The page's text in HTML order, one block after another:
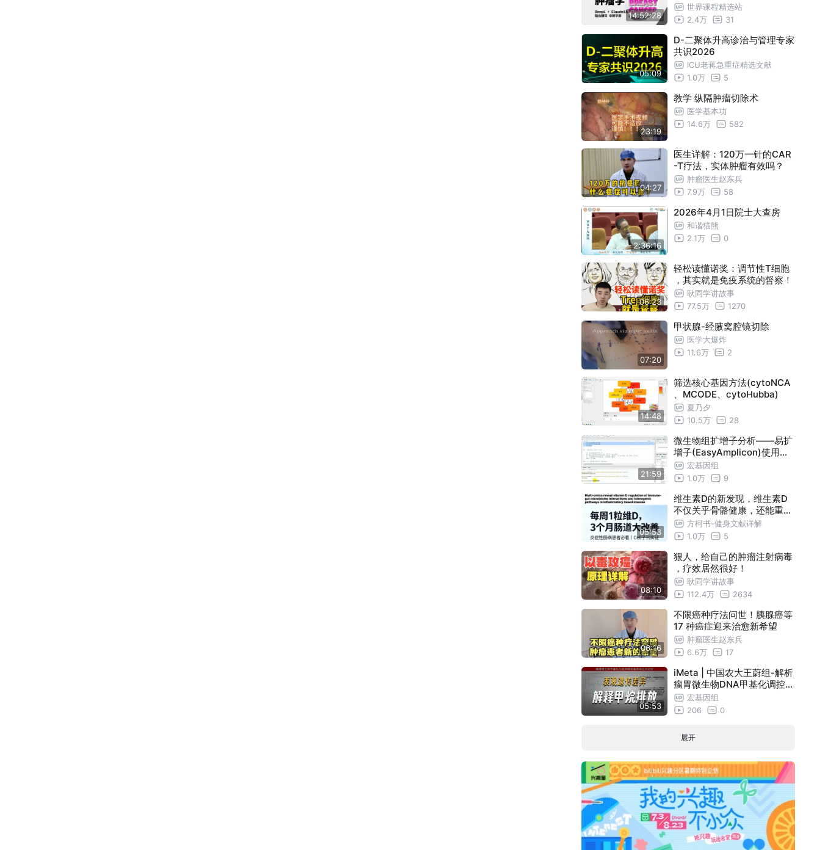
估
囊通过重塑线粒体稳态改善子宫内膜衰老
iMeta | 中国微生物学者联合综述植物微
iMeta | 南方医科大学何彦等-母婴肠道微
生物组在生命早期发育中的作用与转化
前景
04:32
14:52:28
世界课程精选站
2.4万
31
05:09
D-二聚体升高诊治与管理专家
共识2026
ICU老蒋急重症精选文献
1.0万
5
23:19
教学 纵隔肿瘤切除术
医学基本功
14.6万
582
04:27
医生详解：120万一针的CAR
-T疗法，实体肿瘤有效吗？
肿瘤医生赵东兵
7.9万
58
2:36:16
2026年4月1日院士大查房
和谐猫熊
2.1万
0
06:23
轻松读懂诺奖：调节性T细胞
，其实就是免疫系统的督察！
耿同学讲故事
77.5万
1270
07:20
甲状腺-经腋窝腔镜切除
医学大爆炸
11.6万
2
14:48
筛选核心基因方法(cytoNCA
、MCODE、cytoHubba)
夏乃夕
10.5万
28
21:59
微生物组扩增子分析——易扩
增子(EasyAmplicon)使用教
程(刘永鑫/陈同/文涛)
宏基因组
1.0万
9
05:53
维生素D的新发现，维生素D
不仅关乎骨骼健康，还能重塑
你的肠道免疫？
方柯书-健身文献详解
1.0万
5
08:10
狠人，给自己的肿瘤注射病毒
，疗效居然很好！
耿同学讲故事
112.4万
2634
06:16
不限癌种疗法问世！胰腺癌等
17 种癌症迎来治愈新希望
肿瘤医生赵东兵
6.6万
17
05:53
iMeta | 中国农大王蔚组-解析
瘤胃微生物DNA甲基化调控奶
牛甲烷排放机制
宏基因组
206
0
展开